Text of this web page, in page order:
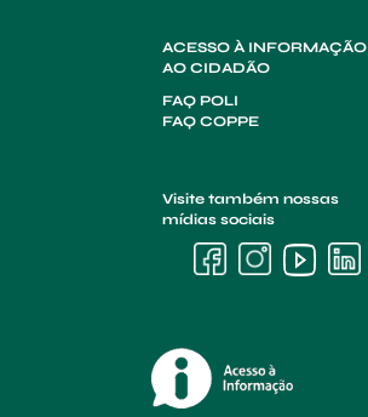
ACESSO À INFORMAÇÃO
AO CIDADÃO
FAQ POLI
FAQ COPPE
Visite também nossas
mídias sociais